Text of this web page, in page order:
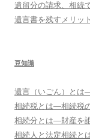
遺留分の請求、相続
遺言書を残すメリッ
豆知識
遺言（いごん）と
相続税とは―相続税
相続分とは―財産を
相続人と法定相続と